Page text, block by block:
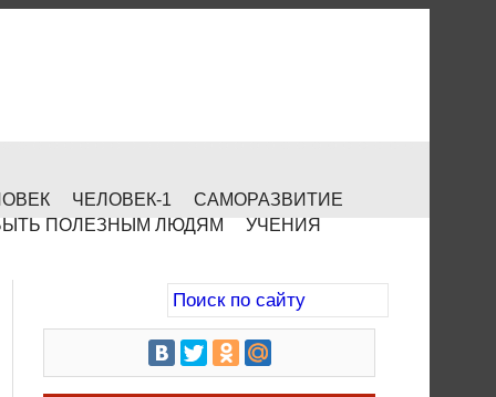
ЧЕЛОВЕК-1
САМОРАЗВИТИЕ
ПОЛЕЗНЫМ ЛЮДЯМ
УЧЕНИЯ